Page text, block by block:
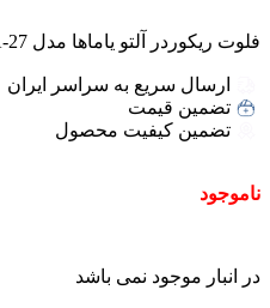
فلوت ریکوردر آلتو یاماها مدل YRA-27
ارسال سریع به سراسر ایران
تضمین قیمت
تضمین کیفیت محصول
ناموجود
در انبار موجود نمی باشد